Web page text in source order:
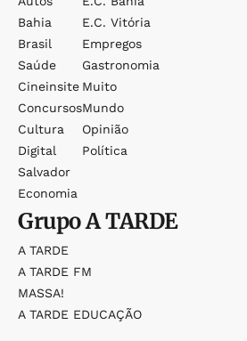
Bahia
Brasil
Saúde
Cineinsite
Concursos
Cultura
Digital
Salvador
Economia
E.c. Vitória
Empregos
Gastronomia
Muito
Mundo
Opinião
Política
GrupoA TARDE
A TARDE
A TARDE FM
MASSA!
A TARDE EDUCAÇÃO